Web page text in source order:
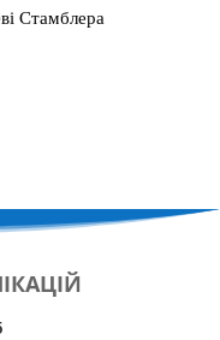
Стамблера